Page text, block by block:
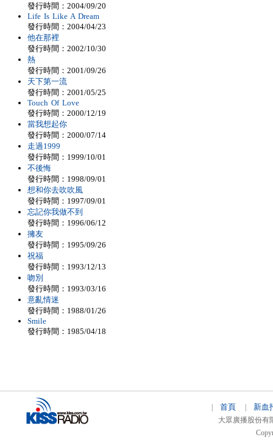
發行時間：2004/09/20
Life Is Like A Dream
發行時間：2004/04/23
他在那裡
發行時間：2002/10/30
熱
發行時間：2001/09/26
天下第一流
發行時間：2001/05/25
Touch Of Love
發行時間：2000/12/19
當我想起你
發行時間：2000/07/14
走過1999
發行時間：1999/10/01
不後悔
發行時間：1998/09/01
想和你去吹吹風
發行時間：1997/09/01
忘記你我做不到
發行時間：1996/06/12
擁友
發行時間：1995/09/26
祝福
發行時間：1993/12/13
吻別
發行時間：1993/03/16
意亂情迷
發行時間：1988/01/26
Smile
發行時間：1985/04/18
首頁 新血
大眾廣播股份有